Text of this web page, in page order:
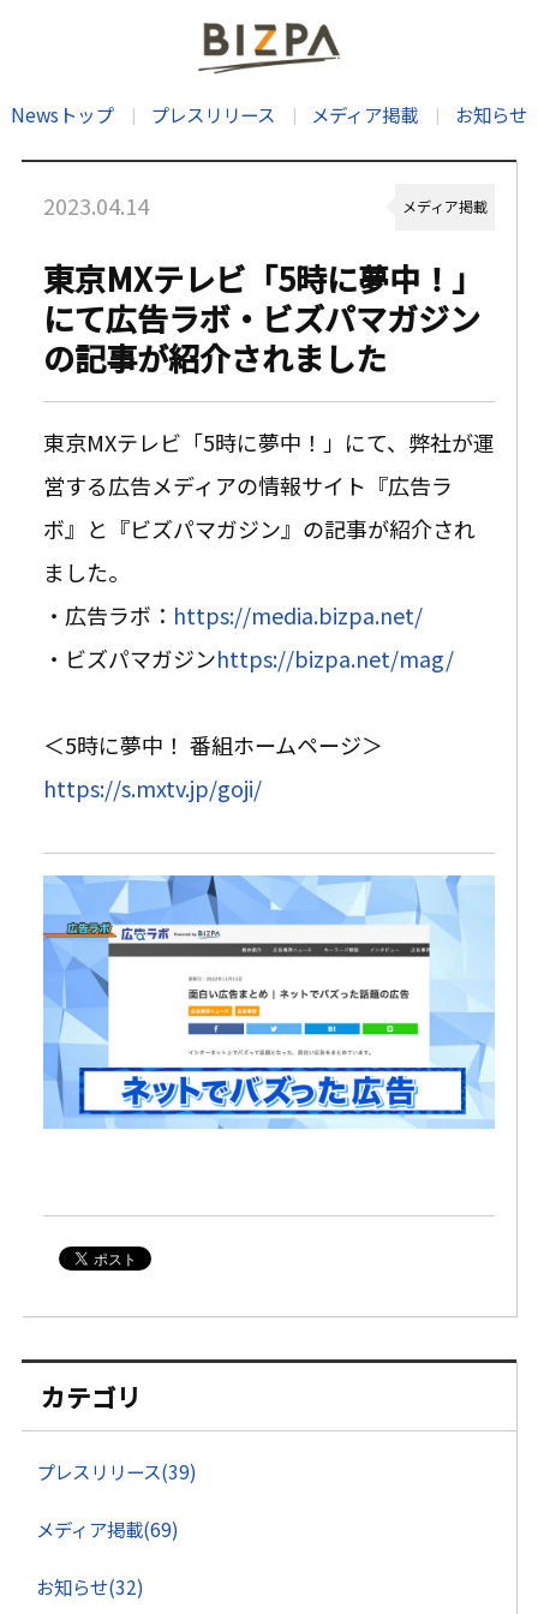
Newsトップ プレスリリース メディア掲載 お知らせ
2023.04.14 メディア掲載
東京MXテレビ「5時に夢中！」
にて広告ラボ・ビズパマガジン
の記事が紹介されました
東京MXテレビ「5時に夢中！」にて、 弊社が運
営する広告メディアの情報サイト『広告ラ
ボ』と『ビズパマガジン』の記事が紹介され
ました。
・広告ラボ： https://media.bizpa.net/
・ビズパマガジンhttps://bizpa.net/mag/
＜5時に夢中！ 番組ホームページ＞
https://s.mxtv.jp/goji/
カテゴリ
プレスリリース(39)
メディア掲載(69)
お知らせ(32)